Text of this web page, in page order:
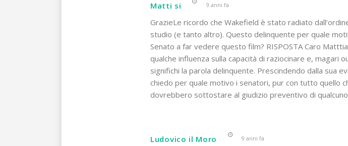
Matti si 9 anni fa
GrazieLe ricordo che Wakefield è stato radiato
studio (e tanto altro). Questo delinquente per quale
Senato a far vedere questo film? RISPOSTA Caro
qualche influenza sulla capacità di raziocinare e, magari
significhi la parola delinquente. Prescindendo dalla sua
chiedo per quale motivo i senatori, pur con tutto quello
dovrebbero sottostare al giudizio preventivo di
Ludovico il Moro 9 anni fa